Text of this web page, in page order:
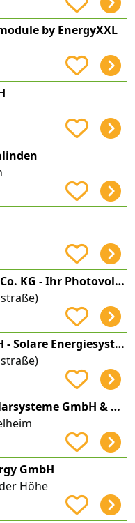
by EnergyXXL
etechnic GmbH & Co. KG - Ihr Photovoltaik & Elektrodienstleister
PBS Energie GmbH - Solare Energiesysteme
Suntec Hessen Solarsysteme GmbH & Co. KG
GmbH
Höhe